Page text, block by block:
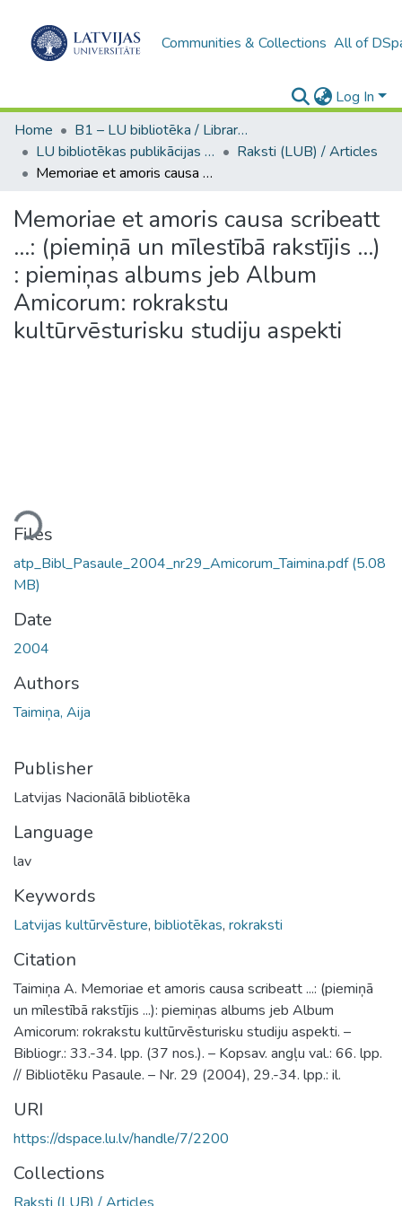
Communities & Collections All of
Log In
Home
B1 – LU bibliotēka / Library of the UL
LU bibliotēkas publikācijas / Publications of the University Library
Raksti (LUB) / Articles
Memoriae et amoris causa scribeatt ...: (piemiņā un mīlestībā rakstījis ...) : piemiņas albums jeb Album Amicorum: rokrakstu kultūrvēsturisku studiju aspekti
Memoriae et amoris causa scribeatt
...: (piemiņā un mīlestībā rakstījis ...)
: piemiņas albums jeb Album
Amicorum: rokrakstu
kultūrvēsturisku studiju aspekti
Files
atp_Bibl_Pasaule_2004_nr29_Amicorum_Taimina.pdf(5.08
MB)
Date
2004
Authors
Taimiņa, Aija
Publisher
Latvijas Nacionālā bibliotēka
Language
lav
Keywords
Latvijas kultūrvēsture, bibliotēkas, rokraksti
Citation
Taimiņa A. Memoriae et amoris causa scribeatt ...: (piemiņā
un mīlestībā rakstījis ...): piemiņas albums jeb Album
Amicorum: rokrakstu kultūrvēsturisku studiju aspekti. –
Bibliogr.: 33.-34. lpp. (37 nos.). – Kopsav. angļu val.: 66. lpp.
// Bibliotēku Pasaule. – Nr. 29 (2004), 29.-34. lpp.: il.
URI
https://dspace.lu.lv/handle/7/2200
Collections